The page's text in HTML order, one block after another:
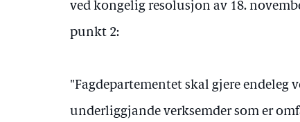
ved kongelig resolusjon av 18.
punkt 2:
"Fagdepartementet skal gjere endeleg
underliggjande verksemder som er